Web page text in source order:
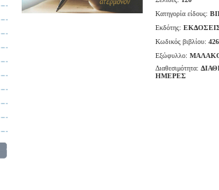
Κατηγορία είδους:
Εκδότης:
Κωδικός βιβλίου:
Εξώφυλλο:
Διαθεσιμότητα:
ΗΜΕΡΕΣ